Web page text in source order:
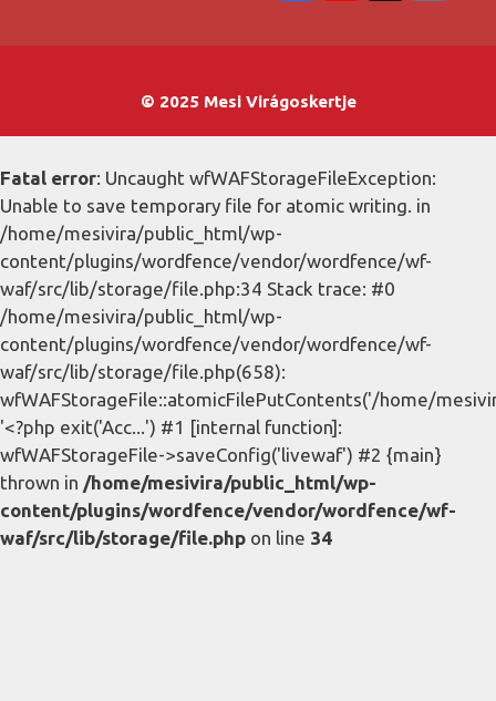
© 2025 Mesi Virágoskertje
Fatal error: Uncaught wfWAFStorageFileException:
Unable to save temporary file for atomic writing. in
/home/mesivira/public_html/wp-
content/plugins/wordfence/vendor/wordfence/wf-
waf/src/lib/storage/file.php:34 Stack trace: #0
/home/mesivira/public_html/wp-
content/plugins/wordfence/vendor/wordfence/wf-
waf/src/lib/storage/file.php(658):
wfWAFStorageFile::atomicFilePutContents('/home/
'<?php exit('Acc...') #1 [internal function]:
wfWAFStorageFile->saveConfig('livewaf') #2 {main}
thrown in /home/mesivira/public_html/wp-
content/plugins/wordfence/vendor/wordfence/wf-
waf/src/lib/storage/file.php on line 34